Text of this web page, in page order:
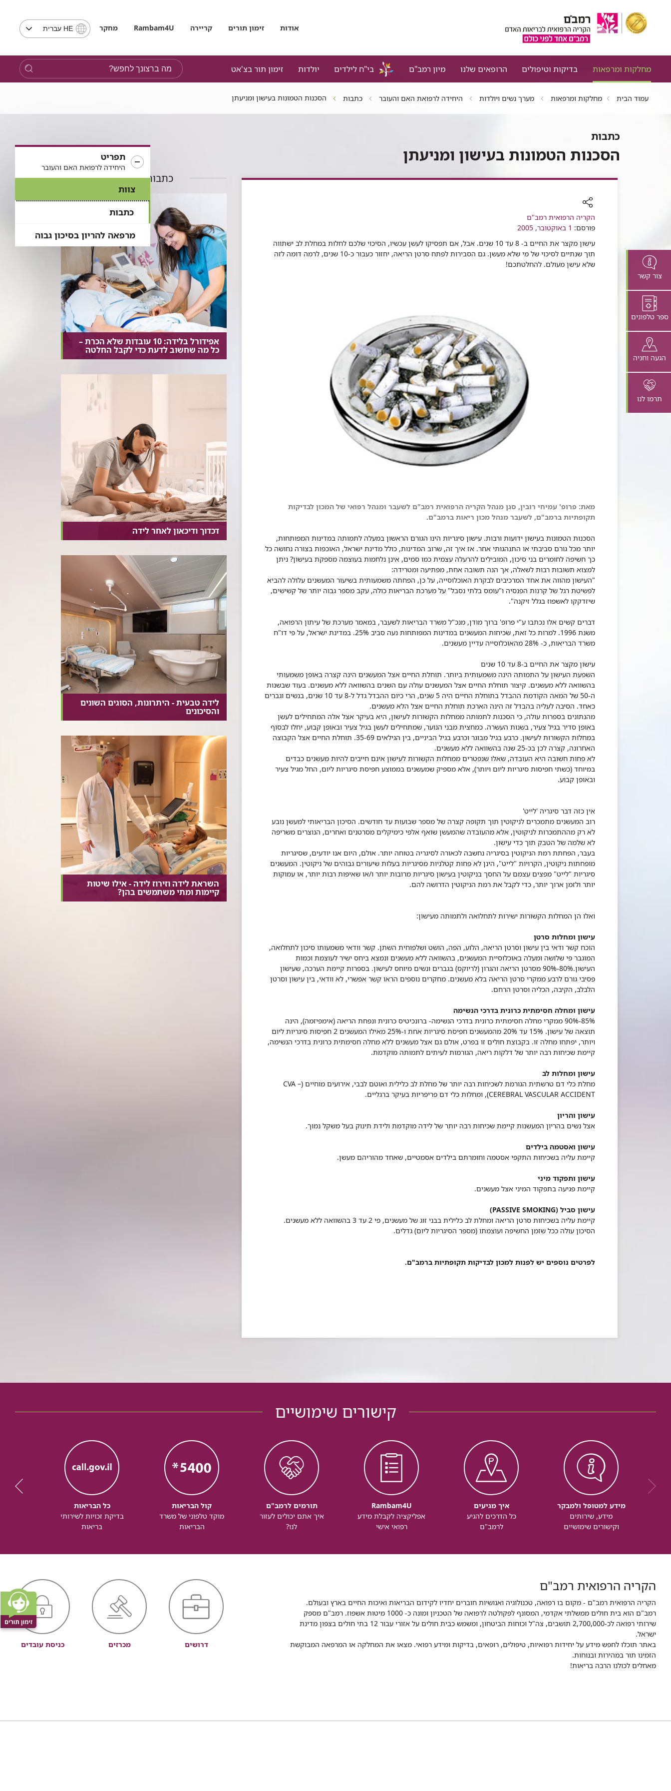
אודות זימון תורים קריירה Rambam4U מחקר
בחירת
שים
לב,
בבחירת
לאתר
HE עברית
מחלקות ומרפאות בדיקות וטיפולים הרופאים שלנו מיון רמב"ם בי"ח לילדים יולדות זימון תור בצ'אט
מה
ברצונך
לחפש?
צור קשר
ספר טלפונים
הגעה וחניה
תרמו לנו
עמוד הבית מחלקות ומרפאות מערך נשים ויולדות היחידה לרפואת האם והעובר כתבות הסכנות הטמונות בעישון ומניעתן
תפריט
היחידה לרפואת האם והעובר
צוות
כתבות
מרפאה להריון בסיכון גבוה
כתבות
הסכנות הטמונות בעישון ומניעתן
רכיב
שיתוף
הקריה הרפואית רמב"ם
פורסם: 1 באוקטובר, 2005
עישון מקצר את החיים ב- 8 עד 10 שנים. אבל, אם תפסיקו לעשן עכשיו, הסיכוי שלכם לחלות במחלת לב ישתווה
תוך שנתיים לסיכוי של מי שלא מעשן. גם הסבירות לפתח סרטן הריאה, יחזור כעבור כ-10 שנים, לרמה דומה לזה
שלא עישן מעולם. להחלטתכם!​
מאת: פרופ' עמיחי רובין, סגן מנהל הקריה הרפואית רמב"ם לשעבר ומנהל רפואי של המכון לבדיקות
תקופתיות ברמב"ם, לשעבר מנהל מכון ריאות ברמב"ם.
הסכנות הטמונות בעישון ידועות ורבות. עישון סיגריות הינו הגורם הראשון במעלה לתמותה במדינות המפותחות,
יותר מכל גורם סביבתי או התנהגותי אחר. אז איך זה, שרוב המדינות, כולל מדינת ישראל, האוכפות בצורה נחושה כל
כך חשיפה לחומרים בני סיכון, המובילים להרעלה עצמית כמו סמים, אינן נלחמות בעוצמה מספקת בעישון? ניתן
למצוא תשובות רבות לשאלה, אך הנה תשובה אחת, מפתיעה ומטרידה:
"העישון מהווה את אחד המרכיבים לבקרת האוכלוסייה, על כן, הפחתה משמעותית בשיעור המעשנים עלולה להביא
לפשיטת רגל של קרנות הפנסיה ו"עומס בלתי נסבל" על מערכת הבריאות כולה, עקב מספר גבוה יותר של קשישים,
שיזדקקו לאשפוז בגלל זיקנה".
דברים קשים אלו נכתבו ע"י פרופ' ברוך מודן, מנכ"ל משרד הבריאות לשעבר, במאמר מערכת של עיתון הרפואה,
משנת 1996. למרות כל זאת, שכיחות המעשנים במדינות המפותחות נעה סביב 25%. במדינת ישראל, על פי דו"ח
משרד הבריאות, כ- 28% מהאוכלוסייה עדיין מעשנים.
עישון מקצר את החיים ב-8 עד 10 שנים
השפעת העישון על התמותה הינה משמעותית ביותר. תוחלת החיים אצל המעשנים הינה קצרה באופן משמעותי
בהשוואה ללא מעשנים. קיצור תוחלת החיים אצל המעשנים עולה עם השנים בהשוואה ללא מעשנים. בעוד שבשנות
ה-50 של המאה הקודמת ההבדל בתוחלת החיים היה 5 שנים, הרי כיום ההבדל גדל ל-8 עד 10 שנים, בנשים וגברים
כאחד. הסיבה לעליה בהבדל זה הינה הארכת תוחלת החיים אצל הלא מעשנים.
מהנתונים בספרות עולה, כי הסכנות לתמותה ממחלות הקשורות לעישון, היא בעיקר אצל אלה המתחילים לעשן
באופן סדיר בגיל צעיר, בשנות העשרה. כמחצית מבני הנוער, שמתחילים לעשן בגיל צעיר ובאופן קבוע, יחלו לבסוף
במחלות הקשורות לעישון. כרבע בגיל מבוגר וכרבע בגיל הביניים, בין הגילאים 35-69. תוחלת החיים אצל הקבוצה
האחרונה, קצרה לכן בכ-25 שנה בהשוואה ללא מעשנים.
לא פחות חשובה היא העובדה, שאלו שנפטרים ממחלות הקשורות לעישון אינם חייבים להיות מעשנים כבדים
במיוחד (כשתי חפיסות סיגריות ליום ויותר), אלא מספיק שמעשנים בממוצע חפיסת סיגריות ליום, החל מגיל צעיר
ובאופן קבוע.
אין כזה דבר סיגריה 'לייט'
רוב המעשנים מתמכרים לניקוטין תוך תקופה קצרה של מספר שבועות עד חודשים. הסיכון הבריאותי למעשן נובע
לא רק מההתמכרות לניקוטין, אלא מהעובדה שהמעשן שואף אלפי כימיקלים מסרטנים ואחרים, הנוצרים משריפה
לא שלמה של הטבק תוך כדי עישון.
בעבר, הפחתת רמת הניקוטין בסיגריה נחשבה לכאורה לסיגריה בטוחה יותר. אולם, היום אנו יודעים, שסיגריות
מופחתות ניקוטין, הקרויות "לייט", הינן לא פחות קטלניות מסיגריות בעלות שיעורים גבוהים של ניקוטין. המעשנים
סיגריות "לייט" מפצים עצמם על החסך בניקוטין בעישון סיגריות מרובות יותר ו/או שאיפות רבות יותר, או עמוקות
יותר ולזמן ארוך יותר, כדי לקבל את רמת הניקוטין הדרושה להם.
ואלו הן המחלות הקשורות ישירות לתחלואה ולתמותה מעישון:
עישון ומחלות סרטן
הוכח קשר ודאי בין עישון וסרטן הריאה, הלוע, הפה, הושט ושלפוחית השתן. קשר וודאי משמעותו סיכון לתחלואה,
המוגבר פי שלושה ומעלה באוכלוסיית המעשנים, בהשוואה ללא מעשנים ונמצא ביחס ישיר לעוצמת וכמות
העישון.80%-90% מסרטן הריאה והגרון (לריוקס) בגברים ונשים מיוחס לעישון. בספרות קיימת הערכה, שעישון
פסיבי גורם לרבע ממקרי סרטן הריאה בלא מעשנים. מחקרים נוספים הראו קשר אפשרי, לא וודאי, בין עישון וסרטן
הלבלב, הקיבה, הכליה וסרטן הרחם.
עישון ומחלה חסימתית כרונית בדרכי הנשימה
85%-90% ממקרי מחלה חסימתית כרונית בדרכי הנשימה- ברונכיטיס כרונית ונפחת הריאה (אימפיזמה), הינה
תוצאה של עישון. 15% עד 20% מהמעשנים חפיסת סיגריות אחת ו-25% מאילו המעשנים 2 חפיסות סיגריות ליום
ויותר, יפתחו מחלה זו. בקבוצת חולים זו בפרט, אולם גם אצל מעשנים ללא מחלה חסימתית כרונית בדרכי הנשימה,
קיימת שכיחות רבה יותר של דלקות ריאה, הגורמות לעיתים לתמותה מוקדמת.
עישון ומחלות לב
מחלת כלי דם טרשתית הגורמת לשכיחות רבה יותר של מחלת לב כלילית ואוטם לבבי, אירועים מוחיים (CVA –
CEREBRAL VASCULAR ACCIDENT), ומחלות כלי דם פריפריות בעיקר ברגליים.
עישון והריון
אצל נשים בהריון המעשנות קיימת שכיחות רבה יותר של לידה מוקדמת ולידת תינוק בעל משקל נמוך.
עישון ואסטמה בילדים
קיימת עליה בשכיחות התקפי אסטמה וחומרתם בילדים אסמטיים, שאחד מהוריהם מעשן.
עישון ותפקוד מיני
קיימת פגיעה בתפקוד המיני אצל מעשנים.
עישון סביל (PASSIVE SMOKING)
קיימת עליה בשכיחות סרטן הריאה ומחלת לב כלילית בבני זוג של מעשנים, פי 2 עד 3 בהשוואה ללא מעשנים.
הסיכון עולה ככל שזמן החשיפה ועוצמתו (מספר הסיגריות ליום) גדלים.
לפרטים נוספים יש לפנות למכון לבדיקות תקופתיות ברמב"ם.​
כתבות בתחום
אפידורל בלידה: 10 עובדות שלא הכרת –
כל מה שחשוב לדעת כדי לקבל החלטה
דכדוך ודיכאון לאחר לידה
לידה טבעית - היתרונות, הסוגים השונים
והסיכונים
השראת לידה וזירוז לידה - אילו שיטות
קיימות ומתי משתמשים בהן?
קישורים שימושיים
מידע למטופל ולמבקר
מידע, שירותים
וקישורים שימושיים
איך מגיעים
כל הדרכים להגיע
לרמב"ם
Rambam4U
אפליקציה לקבלת מידע
רפואי אישי
תורמים לרמב"ם
איך אתם יכולים לעזור
לנו?
קול הבריאות
מוקד טלפוני של משרד
הבריאות
כל הבריאות
בדיקת זכויות לשירותי
בריאות
הקריה הרפואית רמב"ם
הקריה הרפואית רמב"ם - מקום בו רפואה, טכנולוגיה ואנושיות חוברים יחדיו לקידום הבריאות ואיכות החיים בארץ ובעולם.
רמב"ם הוא בית חולים ממשלתי אקדמי, המסונף לפקולטה לרפואה של הטכניון ומונה כ- 1000 מיטות אשפוז. רמב"ם מספק
שירותי רפואה לכ-2,700,000 תושבים, צה"ל וכוחות הביטחון, ומשמש כבית חולים על אזורי עבור 12 בתי חולים בצפון מדינת
ישראל.
באתר תוכלו לחפש מידע על יחידות רפואיות, טיפולים, רופאים, בדיקות ומידע רפואי. מצאו את המחלקה או המרפאה המבוקשת
הזמינו תור במהירות ובנוחות.
מאחלים לכולנו הרבה בריאות!
דרושים מכרזים כניסת עובדים